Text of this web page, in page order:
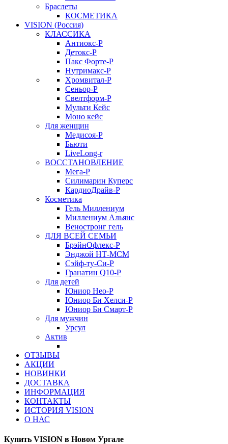
Браслеты
КОСМЕТИКА
VISION (Россия)
КЛАССИКА
Антиокс-Р
Детокс-Р
Пакс Форте-Р
Нутримакс-Р
Хромвитал-Р
Сеньор-Р
Свелтформ-Р
Мульти Кейс
Моно кейс
Для женщин
Медисоя-Р
Бьюти
LiveLong-r
ВОССТАНОВЛЕНИЕ
Мега-Р
Силимарин Куперс
КардиоДрайв-Р
Косметика
Гель Миллениум
Миллениум Альянс
Веностронг гель
ДЛЯ ВСЕЙ СЕМЬИ
БрэйнОфлекс-Р
Энджой НТ-МСМ
Сэйф-ту-Си-Р
Гранатин Q10-Р
Для детей
Юниор Нео-Р
Юниор Би Хелси-Р
Юниор Би Смарт-Р
Для мужчин
Урсул
Актив
ОТЗЫВЫ
АКЦИИ
НОВИНКИ
ДОСТАВКА
ИНФОРМАЦИЯ
КОНТАКТЫ
ИСТОРИЯ VISION
О НАС
Купить VISION в Новом Ургале